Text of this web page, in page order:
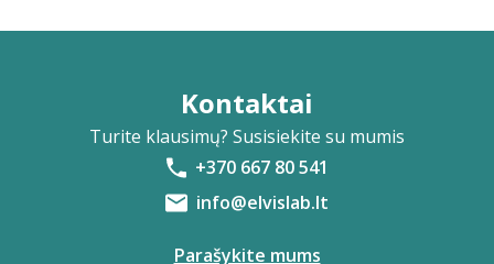
Kontaktai
Turite klausimų? Susisiekite su mumis
+370 667 80 541
info@elvislab.lt
Parašykite mums